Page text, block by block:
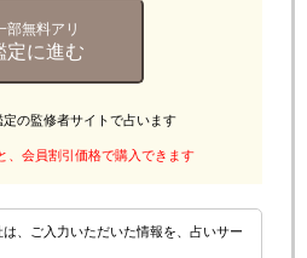
部無料アリ
定に進む
定の監修者サイトで占います
、会員割引価格で購入できます
、ご入力いただいた情報を、占いサー